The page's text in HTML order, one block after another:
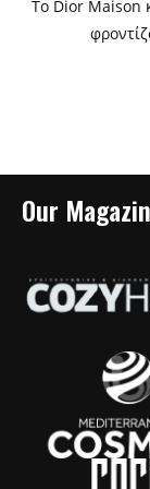
Το Dior Maison
Our